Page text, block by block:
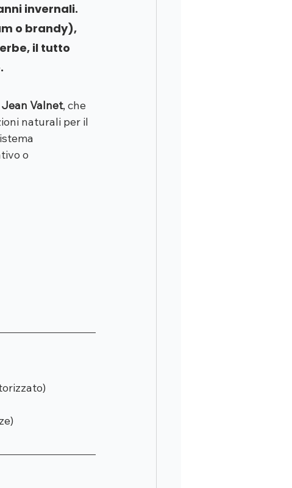
invernali.
o brandy),
il tutto
Jean Valnet, che
naturali per il
o